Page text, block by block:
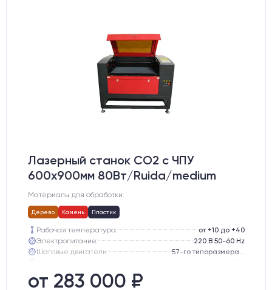
Лазерный станок CO2 c ЧПУ
600х900мм 80Вт/Ruida/medium
Материалы для обработки:
Дерево Камень Пластик
Рабочая температура:
от +10 до +40
Электропитание:
220 В 50-60 Hz
Шаговые двигатели:
Направляющие оси Y:
Направляющие оси Х:
от 283 000 ₽